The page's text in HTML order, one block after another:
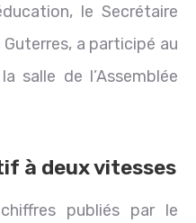
le Secrétaire
Guterres, a participé au
salle de l’Assemblée
à deux vitesses
publiés par le